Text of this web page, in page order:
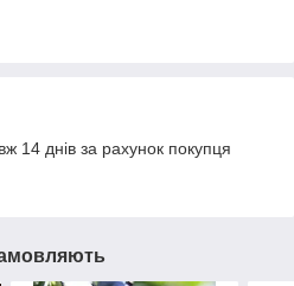
14 днів за рахунок покупця